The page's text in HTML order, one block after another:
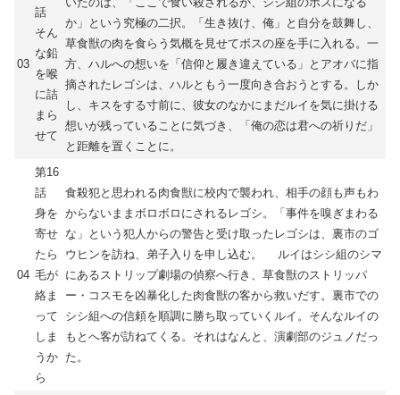
03
話
そん
な鉛
を喉
に詰
まら
せて
か」という究極の二択。「生き抜け、俺」と自分を鼓舞し、
草食獣の肉を食らう気概を見せてボスの座を手に入れる。一
方、ハルへの想いを「信仰と履き違えている」とアオバに指
摘されたレゴシは、ハルともう一度向き合おうとする。しか
し、キスをする寸前に、彼女のなかにまだルイを気に掛ける
想いが残っていることに気づき、「俺の恋は君への祈りだ」
と距離を置くことに。
04
第16
話
身を
寄せ
たら
毛が
絡ま
って
しま
うか
ら
食殺犯と思われる肉食獣に校内で襲われ、相手の顔も声もわ
からないままボロボロにされるレゴシ。「事件を嗅ぎまわる
な」という犯人からの警告と受け取ったレゴシは、裏市のゴ
ウヒンを訪ね、弟子入りを申し込む。 ルイはシシ組のシマ
にあるストリップ劇場の偵察へ行き、草食獣のストリッパ
ー・コスモを凶暴化した肉食獣の客から救いだす。裏市での
シシ組への信頼を順調に勝ち取っていくルイ。そんなルイの
もとへ客が訪ねてくる。それはなんと、演劇部のジュノだっ
た。